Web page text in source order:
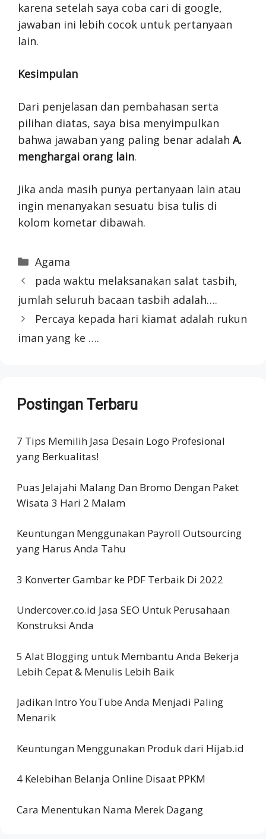
karena setelah saya coba cari di google,
jawaban ini lebih cocok untuk pertanyaan
lain.
Kesimpulan
Dari penjelasan dan pembahasan serta
pilihan diatas, saya bisa menyimpulkan
bahwa jawaban yang paling benar adalah A.
menghargai orang lain.
Jika anda masih punya pertanyaan lain atau
ingin menanyakan sesuatu bisa tulis di
kolom kometar dibawah.
Categories
Agama
pada waktu melaksanakan salat tasbih,
jumlah seluruh bacaan tasbih adalah….
Percaya kepada hari kiamat adalah rukun
iman yang ke ….
Postingan Terbaru
7 Tips Memilih Jasa Desain Logo Profesional
yang Berkualitas!
Puas Jelajahi Malang Dan Bromo Dengan Paket
Wisata 3 Hari 2 Malam
Keuntungan Menggunakan Payroll Outsourcing
yang Harus Anda Tahu
3 Konverter Gambar ke PDF Terbaik Di 2022
Undercover.co.id Jasa SEO Untuk Perusahaan
Konstruksi Anda
5 Alat Blogging untuk Membantu Anda Bekerja
Lebih Cepat & Menulis Lebih Baik
Jadikan Intro YouTube Anda Menjadi Paling
Menarik
Keuntungan Menggunakan Produk dari Hijab.id
4 Kelebihan Belanja Online Disaat PPKM
Cara Menentukan Nama Merek Dagang